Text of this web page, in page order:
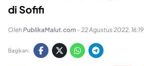
di Sofifi
OlehPublikaMalut.com - 22 Agustus 2022, 16:19
Bagikan: